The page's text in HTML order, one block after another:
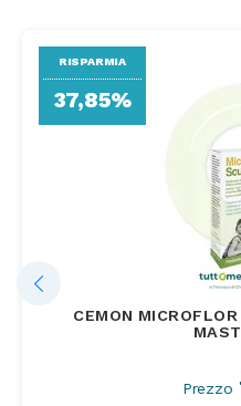
CEMON
Prezzo
RISPARMIA
37,85%